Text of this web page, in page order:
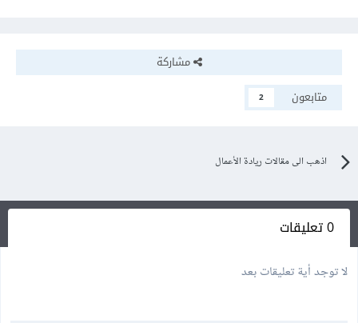
مشاركة
متابعون
2
اذهب الى مقالات ريادة الأعمال
0 تعليقات
لا توجد أية تعليقات بعد